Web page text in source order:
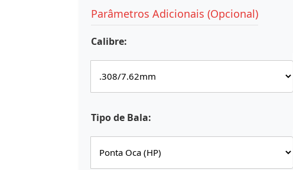
Parâmetros Adicionais (Opcional)
Calibre:
Tipo de Bala: